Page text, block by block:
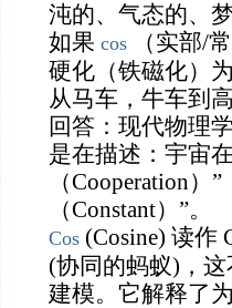
沌的、气态的、梦
如果 cos （实部/
硬化（铁磁化）
从马车，牛车到
回答：现代物理
是在描述：宇宙
（Cooperation
（Constant）”。
Cos (Cosine) 读作
(协同的蚂蚁)，
建模。它解释了